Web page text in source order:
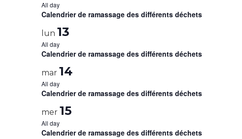
All day
Calendrier de ramassage des différents déchets
lun 13
All day
Calendrier de ramassage des différents déchets
mar 14
All day
Calendrier de ramassage des différents déchets
mer 15
All day
Calendrier de ramassage des différents déchets